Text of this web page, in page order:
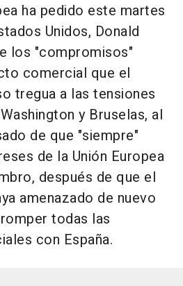
ha pedido este martes
Unidos, Donald
los "compromisos"
comercial que el
tregua a las tensiones
y Bruselas, al
de que "siempre"
de la Unión Europea
después de que el
amenazado de nuevo
todas las
con España.